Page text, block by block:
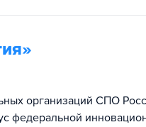
организаций СПО
федеральной